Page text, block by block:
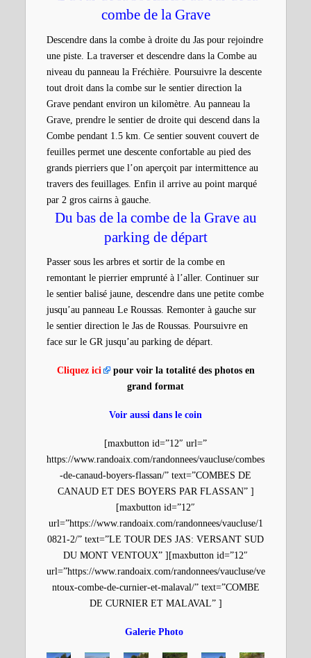
combe de la Grave
Descendre dans la combe à droite du Jas pour rejoindre
une piste. La traverser et descendre dans la Combe au
niveau du panneau la Fréchière. Poursuivre la descente
tout droit dans la combe sur le sentier direction la
Grave pendant environ un kilomètre. Au panneau la
Grave, prendre le sentier de droite qui descend dans la
Combe pendant 1.5 km. Ce sentier souvent couvert de
feuilles permet une descente confortable au pied des
grands pierriers que l’on aperçoit par intermittence au
travers des feuillages. Enfin il arrive au point marqué
par 2 gros cairns à gauche.
Du bas de la combe de la Grave au
parking de départ
Passer sous les arbres et sortir de la combe en
remontant le pierrier emprunté à l’aller. Continuer sur
le sentier balisé jaune, descendre dans une petite combe
jusqu’au panneau Le Roussas. Remonter à gauche sur
le sentier direction le Jas de Roussas. Poursuivre en
face sur le GR jusqu’au parking de départ.
Cliquez ici
pour voir la totalité des photos en
grand format
Voir aussi dans le coin
[maxbutton id=”12″ url=”
https://www.randoaix.com/randonnees/vaucluse/combes
-de-canaud-boyers-flassan/” text=”COMBES DE
CANAUD ET DES BOYERS PAR FLASSAN” ]
[maxbutton id=”12″
url=”https://www.randoaix.com/randonnees/vaucluse/1
0821-2/” text=”LE TOUR DES JAS: VERSANT SUD
DU MONT VENTOUX” ][maxbutton id=”12″
url=”https://www.randoaix.com/randonnees/vaucluse/ve
ntoux-combe-de-curnier-et-malaval/” text=”COMBE
DE CURNIER ET MALAVAL” ]
Galerie Photo